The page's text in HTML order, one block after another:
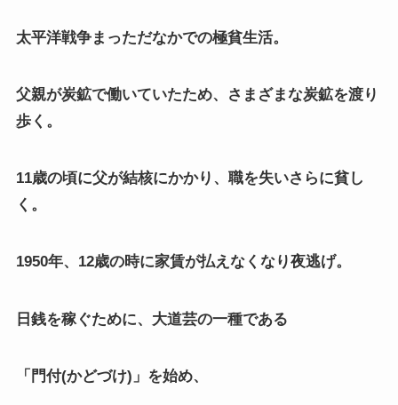
太平洋戦争まっただなかでの極貧生活。
父親が炭鉱で働いていたため、さまざまな炭鉱を渡り
歩く。
11歳の頃に父が結核にかかり、職を失いさらに貧し
く。
1950年、12歳の時に家賃が払えなくなり夜逃げ。
日銭を稼ぐために、大道芸の一種である
「門付(かどづけ)」を始め、